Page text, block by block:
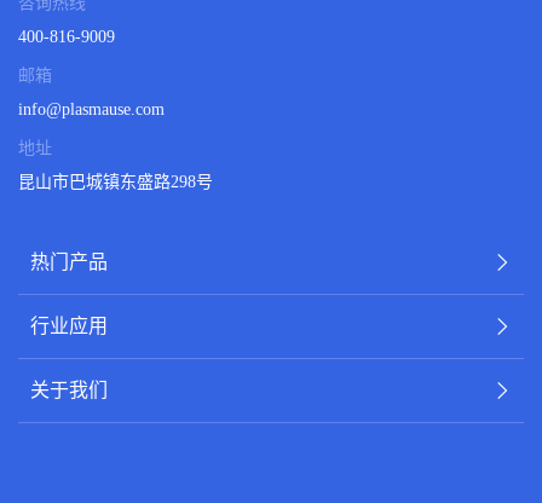
400-816-9009
邮箱
info@plasmause.com
地址
昆山市巴城镇东盛路298号
热门产品
行业应用
关于我们